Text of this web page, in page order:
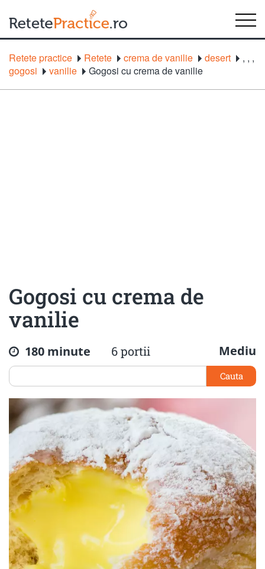
Retete practice Retete crema de vanilie ,
desert
,
gogosi
,
vanilie
Gogosi cu crema de vanilie
Gogosi cu crema de
vanilie
180 minute 6 portii Mediu
Cauta